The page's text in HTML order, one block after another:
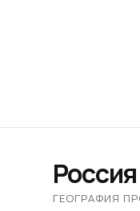
Россия
ГЕОГРАФИЯ